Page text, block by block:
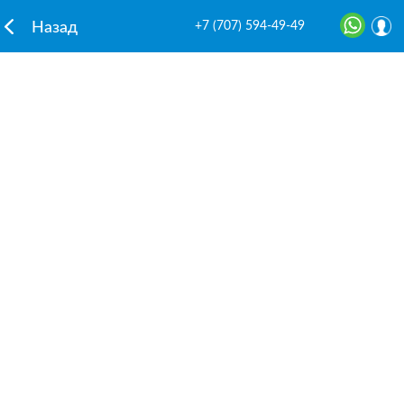
Назад +7 (707) 594-49-49